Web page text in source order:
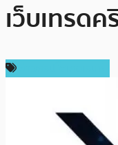
เว็บเทรด